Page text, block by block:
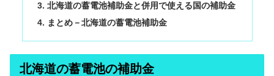
北海道の蓄電池補助金と併用で使える国の補助金
まとめ－北海道の蓄電池補助金
北海道の蓄電池の補助金